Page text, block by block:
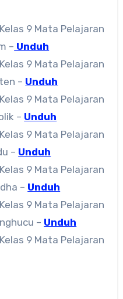
9 Mata Pelajaran
– Unduh
9 Mata Pelajaran
– Unduh
9 Mata Pelajaran
– Unduh
9 Mata Pelajaran
– Unduh
9 Mata Pelajaran
– Unduh
9 Mata Pelajaran
– Unduh
9 Mata Pelajaran